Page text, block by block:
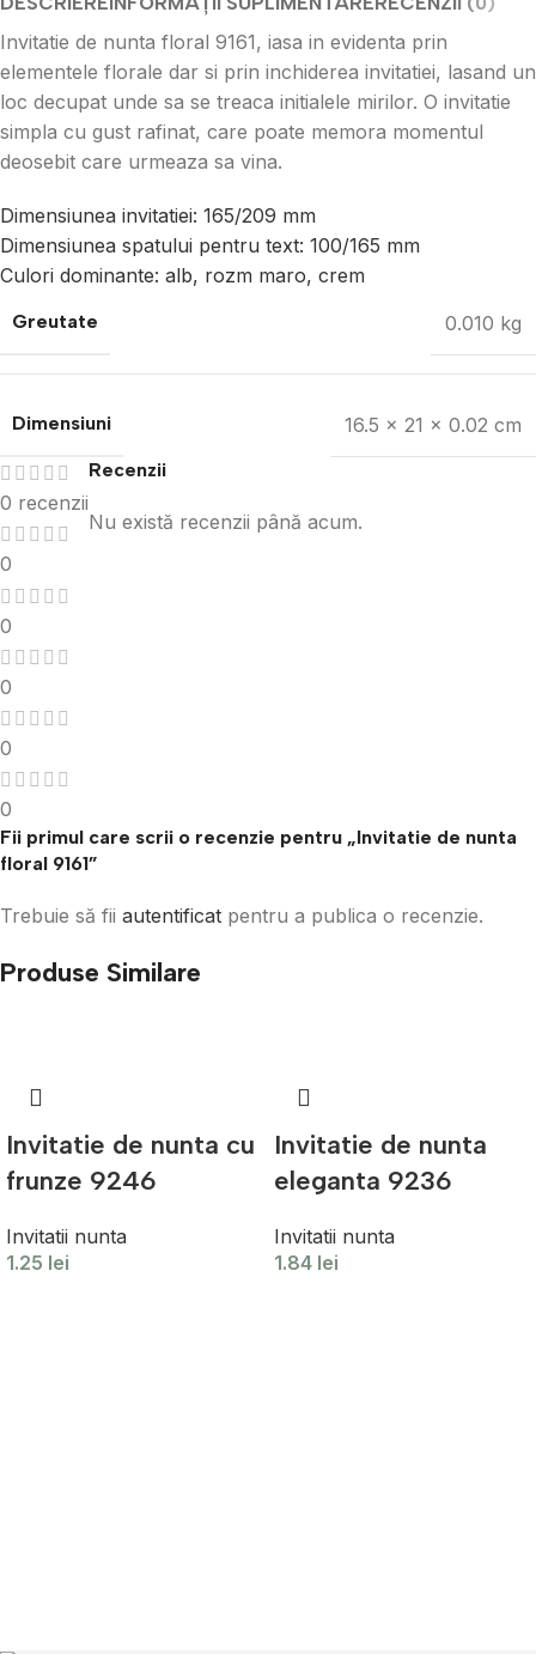
Invitatie de nunta floral 9161, iasa in evidenta prin
elementele florale dar si prin inchiderea invitatiei, lasand un
loc decupat unde sa se treaca initialele mirilor. O invitatie
simpla cu gust rafinat, care poate memora momentul
deosebit care urmeaza sa vina.
Dimensiunea invitatiei: 165/209 mm
Dimensiunea spatului pentru text: 100/165 mm
Culori dominante: alb, rozm maro, crem
Greutate 0.010 kg
Dimensiuni 16.5 × 21 × 0.02 cm
0 recenzii
0
0
0
0
0
Recenzii
Nu există recenzii până acum.
Fii primul care scrii o recenzie pentru „Invitatie de nunta
floral 9161”
Trebuie să fii autentificat pentru a publica o recenzie.
Produse Similare
Invitatie de nunta cu
frunze 9246
Invitatii nunta
1.25 lei
Invitatie de nunta
eleganta 9236
Invitatii nunta
1.84 lei